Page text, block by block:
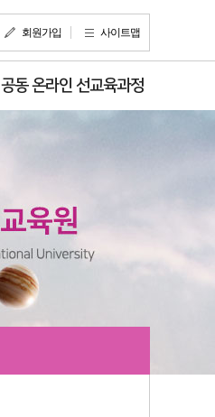
회원가입 사이트맵
공동 온라인 선교육과정